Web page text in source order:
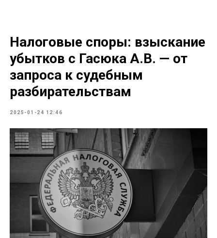
Налоговые споры: взыскание
убытков с Гасюка А.В. — от
запроса к судебным
разбирательствам
2025-01-24 12:46